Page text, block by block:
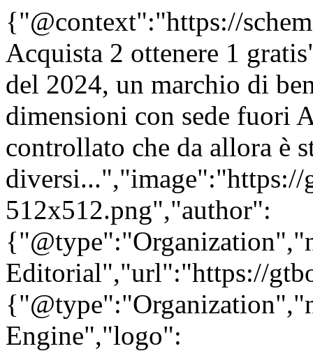
{"@context":"https://
Acquista 2 ottenere 1
del 2024, un marchio di
dimensioni con sede fuori
controllato che da allora è
diversi...","image":"https://
512x512.png","author":
Editorial","url":"https://
Engine","logo":